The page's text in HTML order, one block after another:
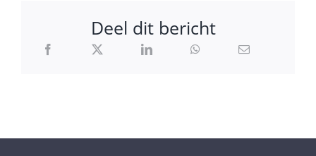
Deel dit bericht